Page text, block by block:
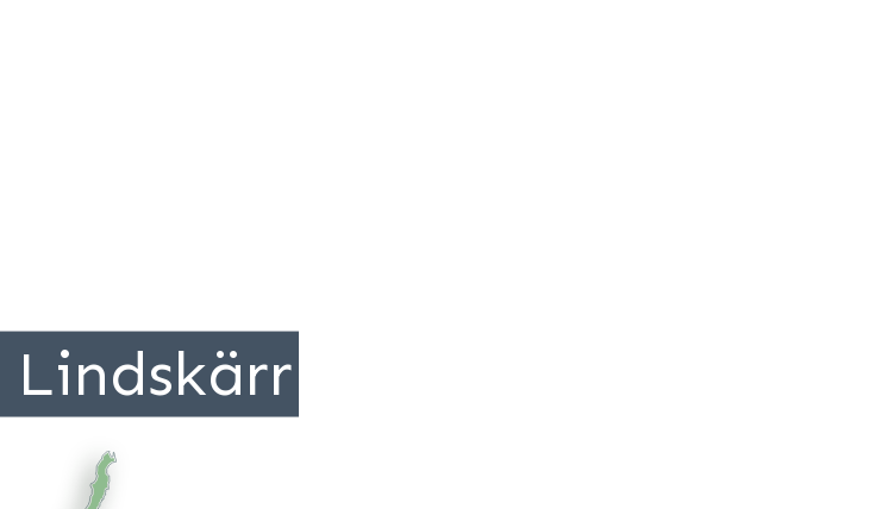
Lindskärr